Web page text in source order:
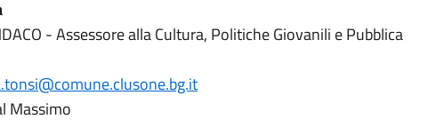
- Assessore alla Cultura, Politiche Giovanili e Pubblica
Massimo